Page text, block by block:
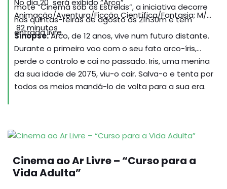
mote “Cinema sob as Estrelas”, a iniciativa decorre
nas quintas-feiras de agosto às 21h30m e tem
entrada livre.
No dia 20 será exibido “Arco”.
Animação/Aventura/Ficção Científica/Fantasia; M/6;
82 minutos
Sinopse:Arco, de 12 anos, vive num futuro distante.
Durante o primeiro voo com o seu fato arco-íris,
perde o controlo e cai no passado. Iris, uma menina
da sua idade de 2075, viu-o cair. Salva-o e tenta por
todos os meios mandá-lo de volta para a sua era.
Cinema ao Ar Livre – “Curso para a
Vida Adulta”